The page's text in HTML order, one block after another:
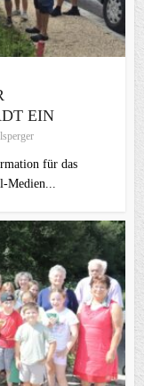
EIN
für das
Medien...